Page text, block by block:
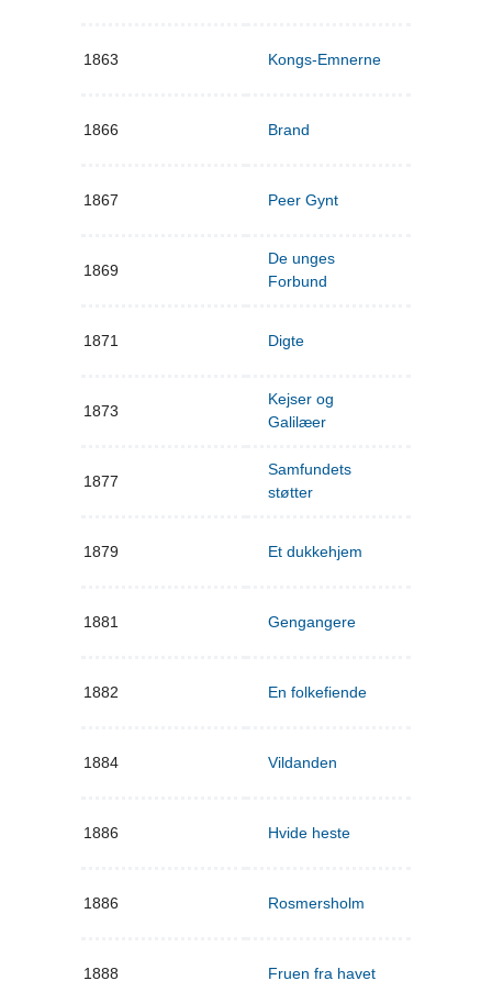
1863 Kongs-Emnerne
1866 Brand
1867 Peer Gynt
1869
De unges
Forbund
1871 Digte
1873
Kejser og
Galilæer
1877
Samfundets
støtter
1879 Et dukkehjem
1881 Gengangere
1882 En folkefiende
1884 Vildanden
1886 Hvide heste
1886 Rosmersholm
1888 Fruen fra havet